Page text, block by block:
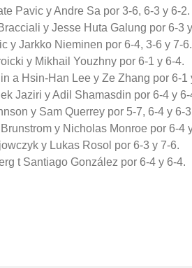
Pavic y Andre Sa por 3-6, 6-3 y 6-2.
y Jesse Huta Galung por 6-3
y Jarkko Nieminen por 6-4, 3-6 y 7-6.
y Mikhail Youzhny por 6-1 y 6-4.
a Hsin-Han Lee y Ze Zhang por 6-1
Jaziri y Adil Shamasdin por 6-4 y 6-
y Sam Querrey por 5-7, 6-4 y 6-
y Nicholas Monroe por 6-4
y Lukas Rosol por 6-3 y 7-6.
t Santiago González por 6-4 y 6-4.